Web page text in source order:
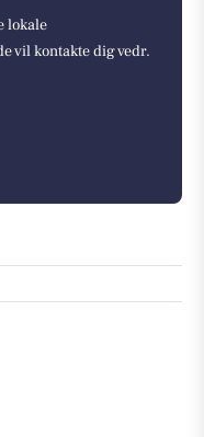
lokale
vil kontakte dig vedr.